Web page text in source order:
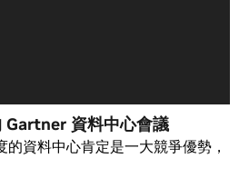
資料中心會議
的資料中心肯定是一大競爭優勢，